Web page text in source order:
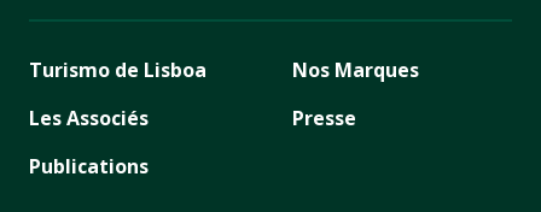
Turismo de Lisboa
Les Associés
Publications
Nos Marques
Presse